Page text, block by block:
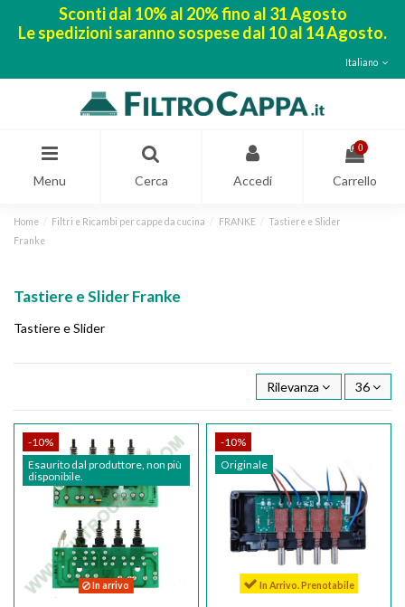
Sconti dal 10% al 20% fino al 31 Agosto
Le spedizioni saranno sospese dal 10 al 14 Agosto.
Italiano
Menu Cerca Accedi
0
Carrello
Home Filtri e Ricambi per cappe da cucina FRANKE
Tastiere e Slider
Franke
Tastiere e Slider Franke
Tastiere e Slider
Rilevanza 36
-10%
Esaurito dal produttore, non più
disponibile.
In arrivo
-10%
Originale
In Arrivo. Prenotabile